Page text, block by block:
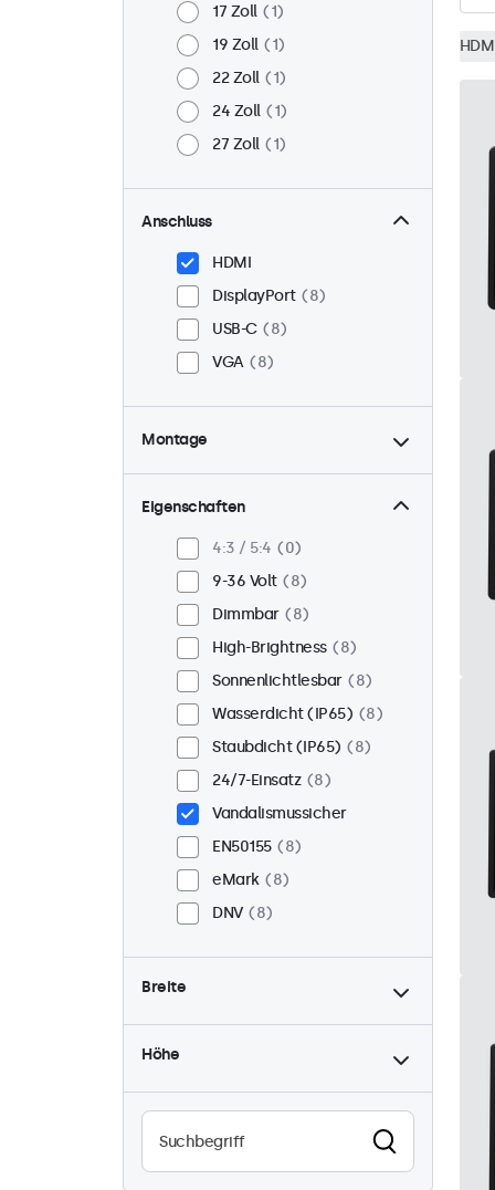
17 Zoll
1
19 Zoll
1
22 Zoll
1
24 Zoll
1
27 Zoll
1
Anschluss
HDMI
DisplayPort
8
USB-C
8
VGA
8
Montage
Panel-Mount
8
Einbau
VESA 75 x 75
VESA 100 x 100
Eigenschaften
4:3 / 5:4
0
9-36 Volt
8
Dimmbar
8
High-Brightness
8
Sonnenlichtlesbar
8
Wasserdicht (IP65)
8
Staubdicht (IP65)
8
24/7-Einsatz
8
Vandalismussicher
EN50155
8
eMark
8
DNV
8
Breite
Höhe